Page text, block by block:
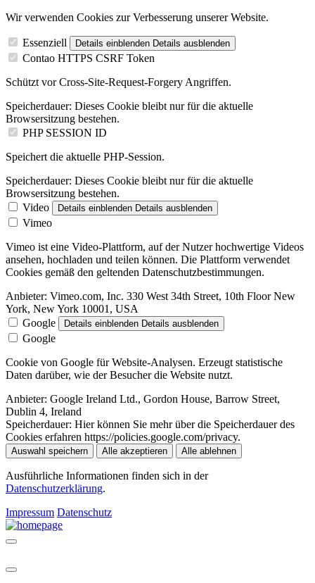
Wir verwenden Cookies zur Verbesserung unserer Website.
Essenziell Details einblenden Details ausblenden
Contao HTTPS CSRF Token
Schützt vor Cross-Site-Request-Forgery Angriffen.
Speicherdauer: Dieses Cookie bleibt nur für die aktuelle
Browsersitzung bestehen.
PHP SESSION ID
Speichert die aktuelle PHP-Session.
Speicherdauer: Dieses Cookie bleibt nur für die aktuelle
Browsersitzung bestehen.
Video
Details einblenden Details ausblenden
Vimeo
Vimeo ist eine Video-Plattform, auf der Nutzer hochwertige Videos
ansehen, hochladen und teilen können. Die Plattform verwendet
Cookies gemäß den geltenden Datenschutzbestimmungen.
Anbieter: Vimeo.com, Inc. 330 West 34th Street, 10th Floor New
York, New York 10001, USA
Google
Details einblenden Details ausblenden
Google
Cookie von Google für Website-Analysen. Erzeugt statistische
Daten darüber, wie der Besucher die Website nutzt.
Anbieter: Google Ireland Ltd., Gordon House, Barrow Street,
Dublin 4, Ireland
Speicherdauer: Hier können Sie mehr über die Speicherdauer des
Cookies erfahren https://policies.google.com/privacy.
Auswahl speichern Alle akzeptieren Alle ablehnen
Ausführliche Informationen finden sich in der
Datenschutzerklärung.
Impressum Datenschutz